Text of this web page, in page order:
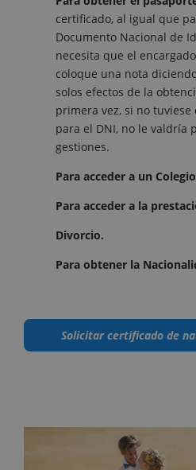
certificado, al igual que
Documento Nacional de
necesita que el
coloque una nota
solos efectos de la
primera vez, si no
para el DNI, no le valdría
gestiones.
Para acceder a un
Para acceder a la
Divorcio.
Para obtener la
Solicitar certificado de